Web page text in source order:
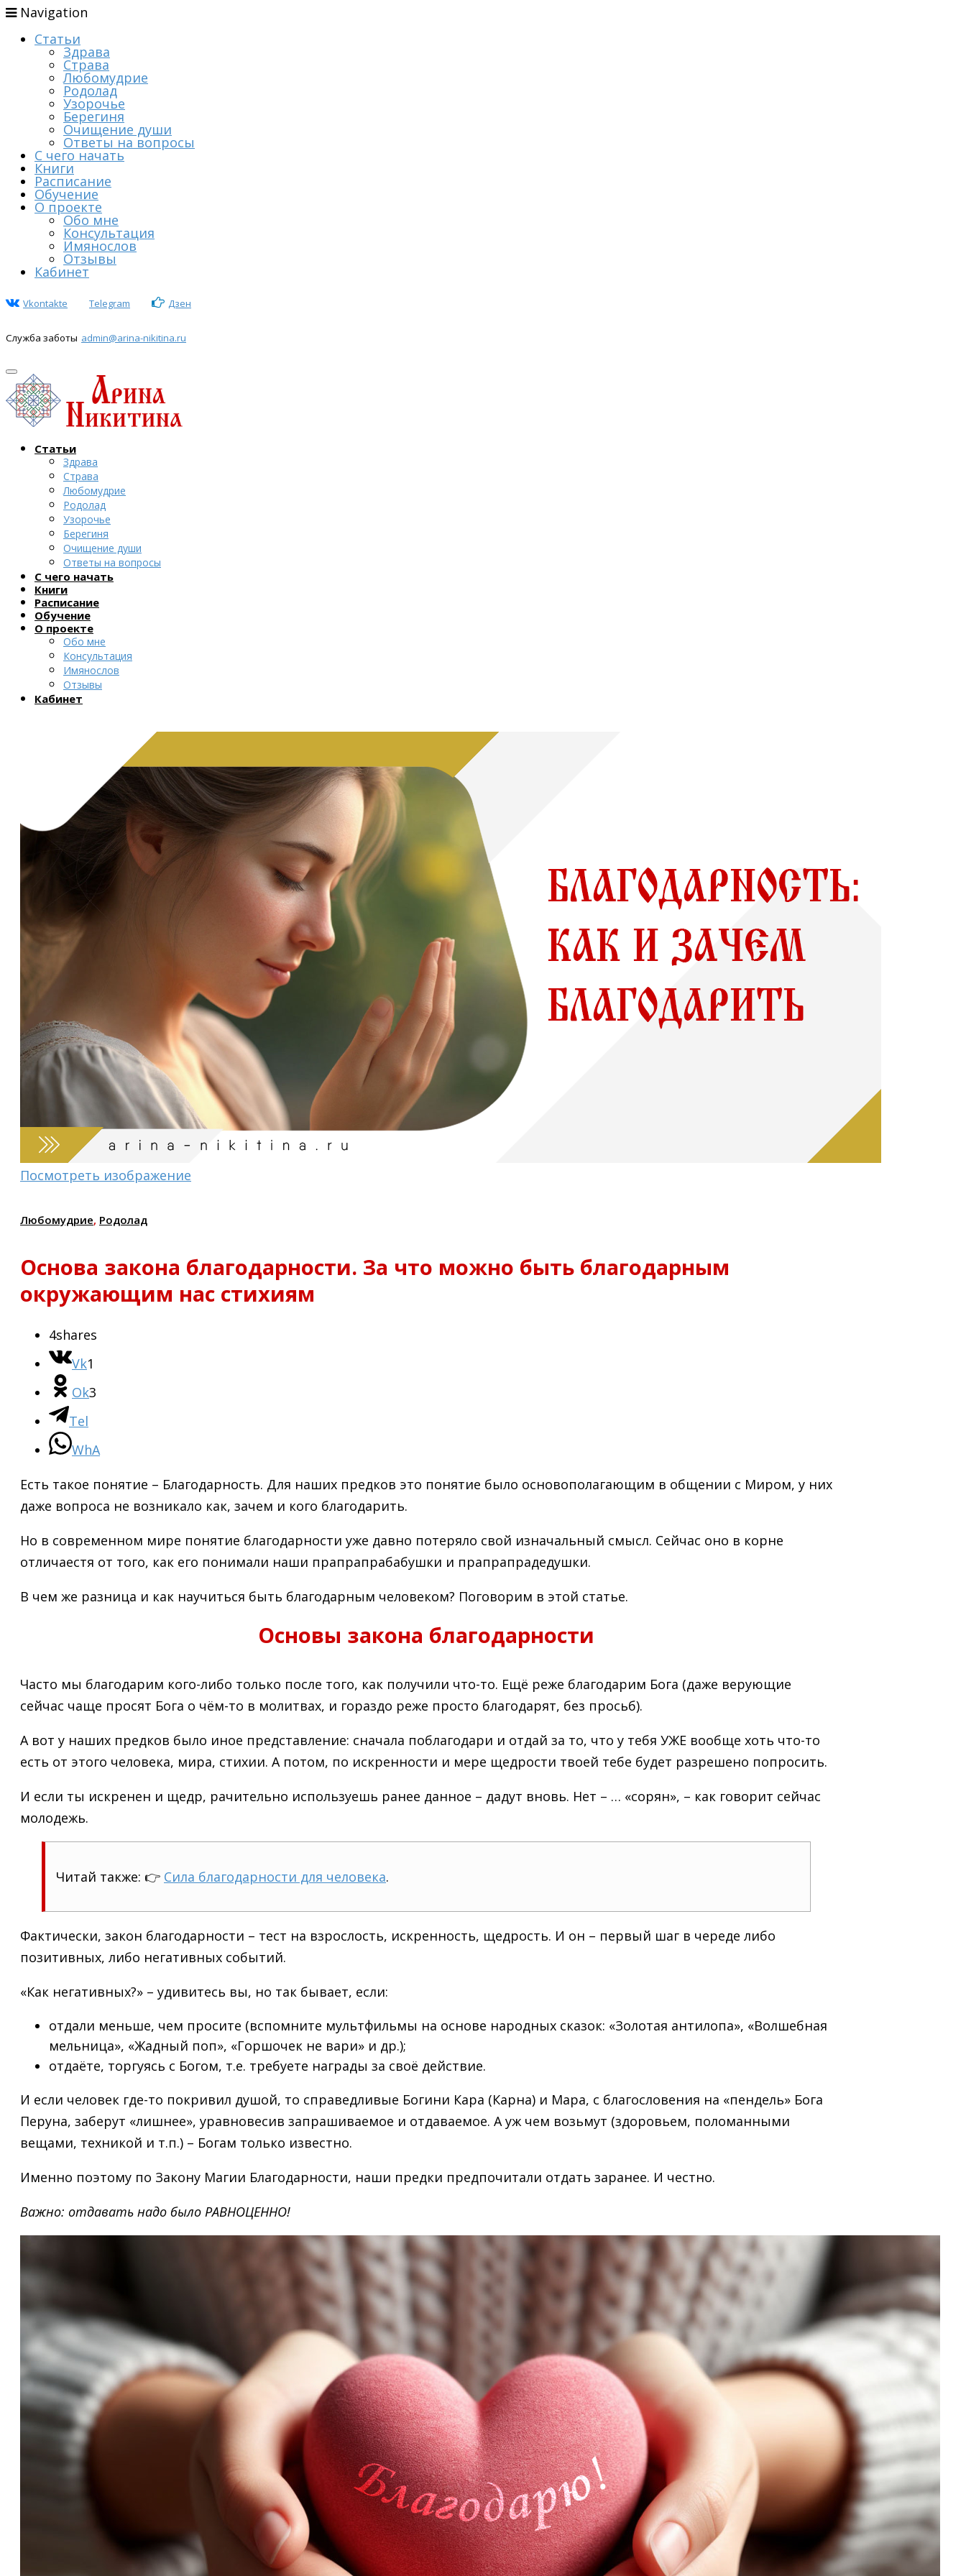
Navigation
Статьи
Здрава
Страва
Любомудрие
Родолад
Узорочье
Берегиня
Очищение души
Ответы на вопросы
С чего начать
Книги
Расписание
Обучение
О проекте
Обо мне
Консультация
Имянослов
Отзывы
Кабинет
Vkontakte Telegram Дзен
Служба заботы admin@arina-nikitina.ru
Статьи
Здрава
Страва
Любомудрие
Родолад
Узорочье
Берегиня
Очищение души
Ответы на вопросы
С чего начать
Книги
Расписание
Обучение
О проекте
Обо мне
Консультация
Имянослов
Отзывы
Кабинет
Посмотреть изображение
Любомудрие, Родолад
Основа закона благодарности. За что можно быть благодарным
окружающим нас стихиям
4shares
Vk1
Ok3
Tel
WhA
Есть такое понятие – Благодарность. Для наших предков это понятие было основополагающим в общении с Миром, у них
даже вопроса не возникало как, зачем и кого благодарить.
Но в современном мире понятие благодарности уже давно потеряло свой изначальный смысл. Сейчас оно в корне
отличаестя от того, как его понимали наши прапрапрабабушки и прапрапрадедушки.
В чем же разница и как научиться быть благодарным человеком? Поговорим в этой статье.
Основы закона благодарности
Часто мы благодарим кого-либо только после того, как получили что-то. Ещё реже благодарим Бога (даже верующие
сейчас чаще просят Бога о чём-то в молитвах, и гораздо реже просто благодарят, без просьб).
А вот у наших предков было иное представление: сначала поблагодари и отдай за то, что у тебя УЖЕ вообще хоть что-то
есть от этого человека, мира, стихии. А потом, по искренности и мере щедрости твоей тебе будет разрешено попросить.
И если ты искренен и щедр, рачительно используешь ранее данное – дадут вновь. Нет – … «сорян», – как говорит сейчас
молодежь.
Читай также: 👉 Сила благодарности для человека.
Фактически, закон благодарности – тест на взрослость, искренность, щедрость. И он – первый шаг в череде либо
позитивных, либо негативных событий.
«Как негативных?» – удивитесь вы, но так бывает, если:
отдали меньше, чем просите (вспомните мультфильмы на основе народных сказок: «Золотая антилопа», «Волшебная
мельница», «Жадный поп», «Горшочек не вари» и др.);
отдаёте, торгуясь с Богом, т.е. требуете награды за своё действие.
И если человек где-то покривил душой, то справедливые Богини Кара (Карна) и Мара, с благословения на «пендель» Бога
Перуна, заберут «лишнее», уравновесив запрашиваемое и отдаваемое. А уж чем возьмут (здоровьем, поломанными
вещами, техникой и т.п.) – Богам только известно.
Именно поэтому по Закону Магии Благодарности, наши предки предпочитали отдать заранее. И честно.
Важно: отдавать надо было РАВНОЦЕННО!